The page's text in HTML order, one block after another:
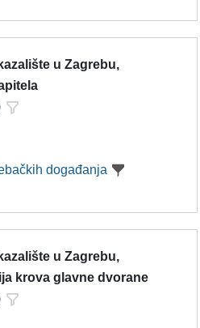
u Zagrebu,
događanja
u Zagrebu,
krova glavne dvorane